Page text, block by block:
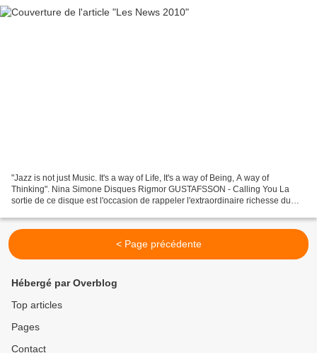
"Jazz is not just Music. It's a way of Life, It's a way of Being, A way of
Thinking". Nina Simone Disques Rigmor GUSTAFSSON - Calling You La
sortie de ce disque est l'occasion de rappeler l'extraordinaire richesse du
< Page précédente
Hébergé par Overblog
Top articles
Pages
Contact